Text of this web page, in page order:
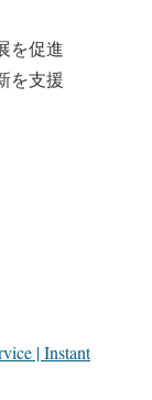
を促進
を支援
| Instant